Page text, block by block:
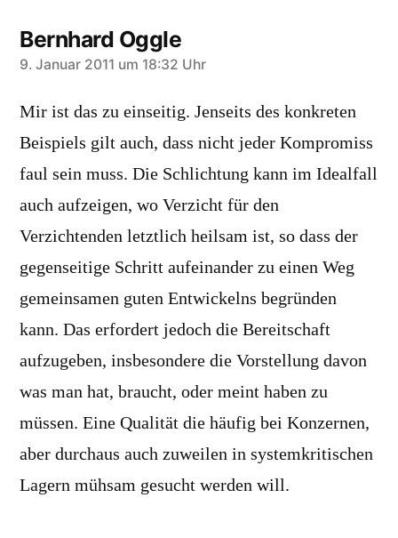
Bernhard Oggle
sagt:
9. Januar 2011 um 18:32 Uhr
Mir ist das zu einseitig. Jenseits des konkreten
Beispiels gilt auch, dass nicht jeder Kompromiss
faul sein muss. Die Schlichtung kann im Idealfall
auch aufzeigen, wo Verzicht für den
Verzichtenden letztlich heilsam ist, so dass der
gegenseitige Schritt aufeinander zu einen Weg
gemeinsamen guten Entwickelns begründen
kann. Das erfordert jedoch die Bereitschaft
aufzugeben, insbesondere die Vorstellung davon
was man hat, braucht, oder meint haben zu
müssen. Eine Qualität die häufig bei Konzernen,
aber durchaus auch zuweilen in systemkritischen
Lagern mühsam gesucht werden will.